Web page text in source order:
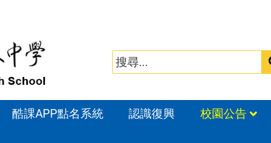
酷課APP點名系統 認識復興 校園公告